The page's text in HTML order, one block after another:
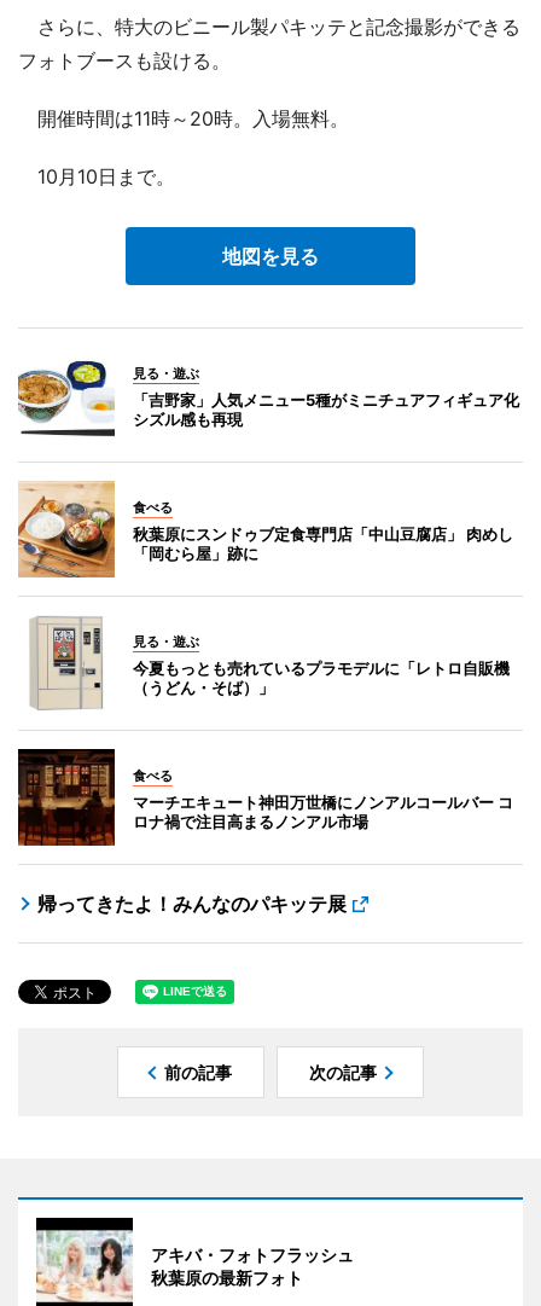
さらに、特大のビニール製パキッテと記念撮影ができる
フォトブースも設ける。
開催時間は11時～20時。入場無料。
10月10日まで。
地図を見る
見る・遊ぶ
「吉野家」人気メニュー5種がミニチュアフィギュア化
シズル感も再現
食べる
秋葉原にスンドゥブ定食専門店「中山豆腐店」 肉めし
「岡むら屋」跡に
見る・遊ぶ
今夏もっとも売れているプラモデルに「レトロ自販機
（うどん・そば）」
食べる
マーチエキュート神田万世橋にノンアルコールバー コ
ロナ禍で注目高まるノンアル市場
帰ってきたよ！みんなのパキッテ展
前の記事 次の記事
アキバ・フォトフラッシュ
秋葉原の最新フォト